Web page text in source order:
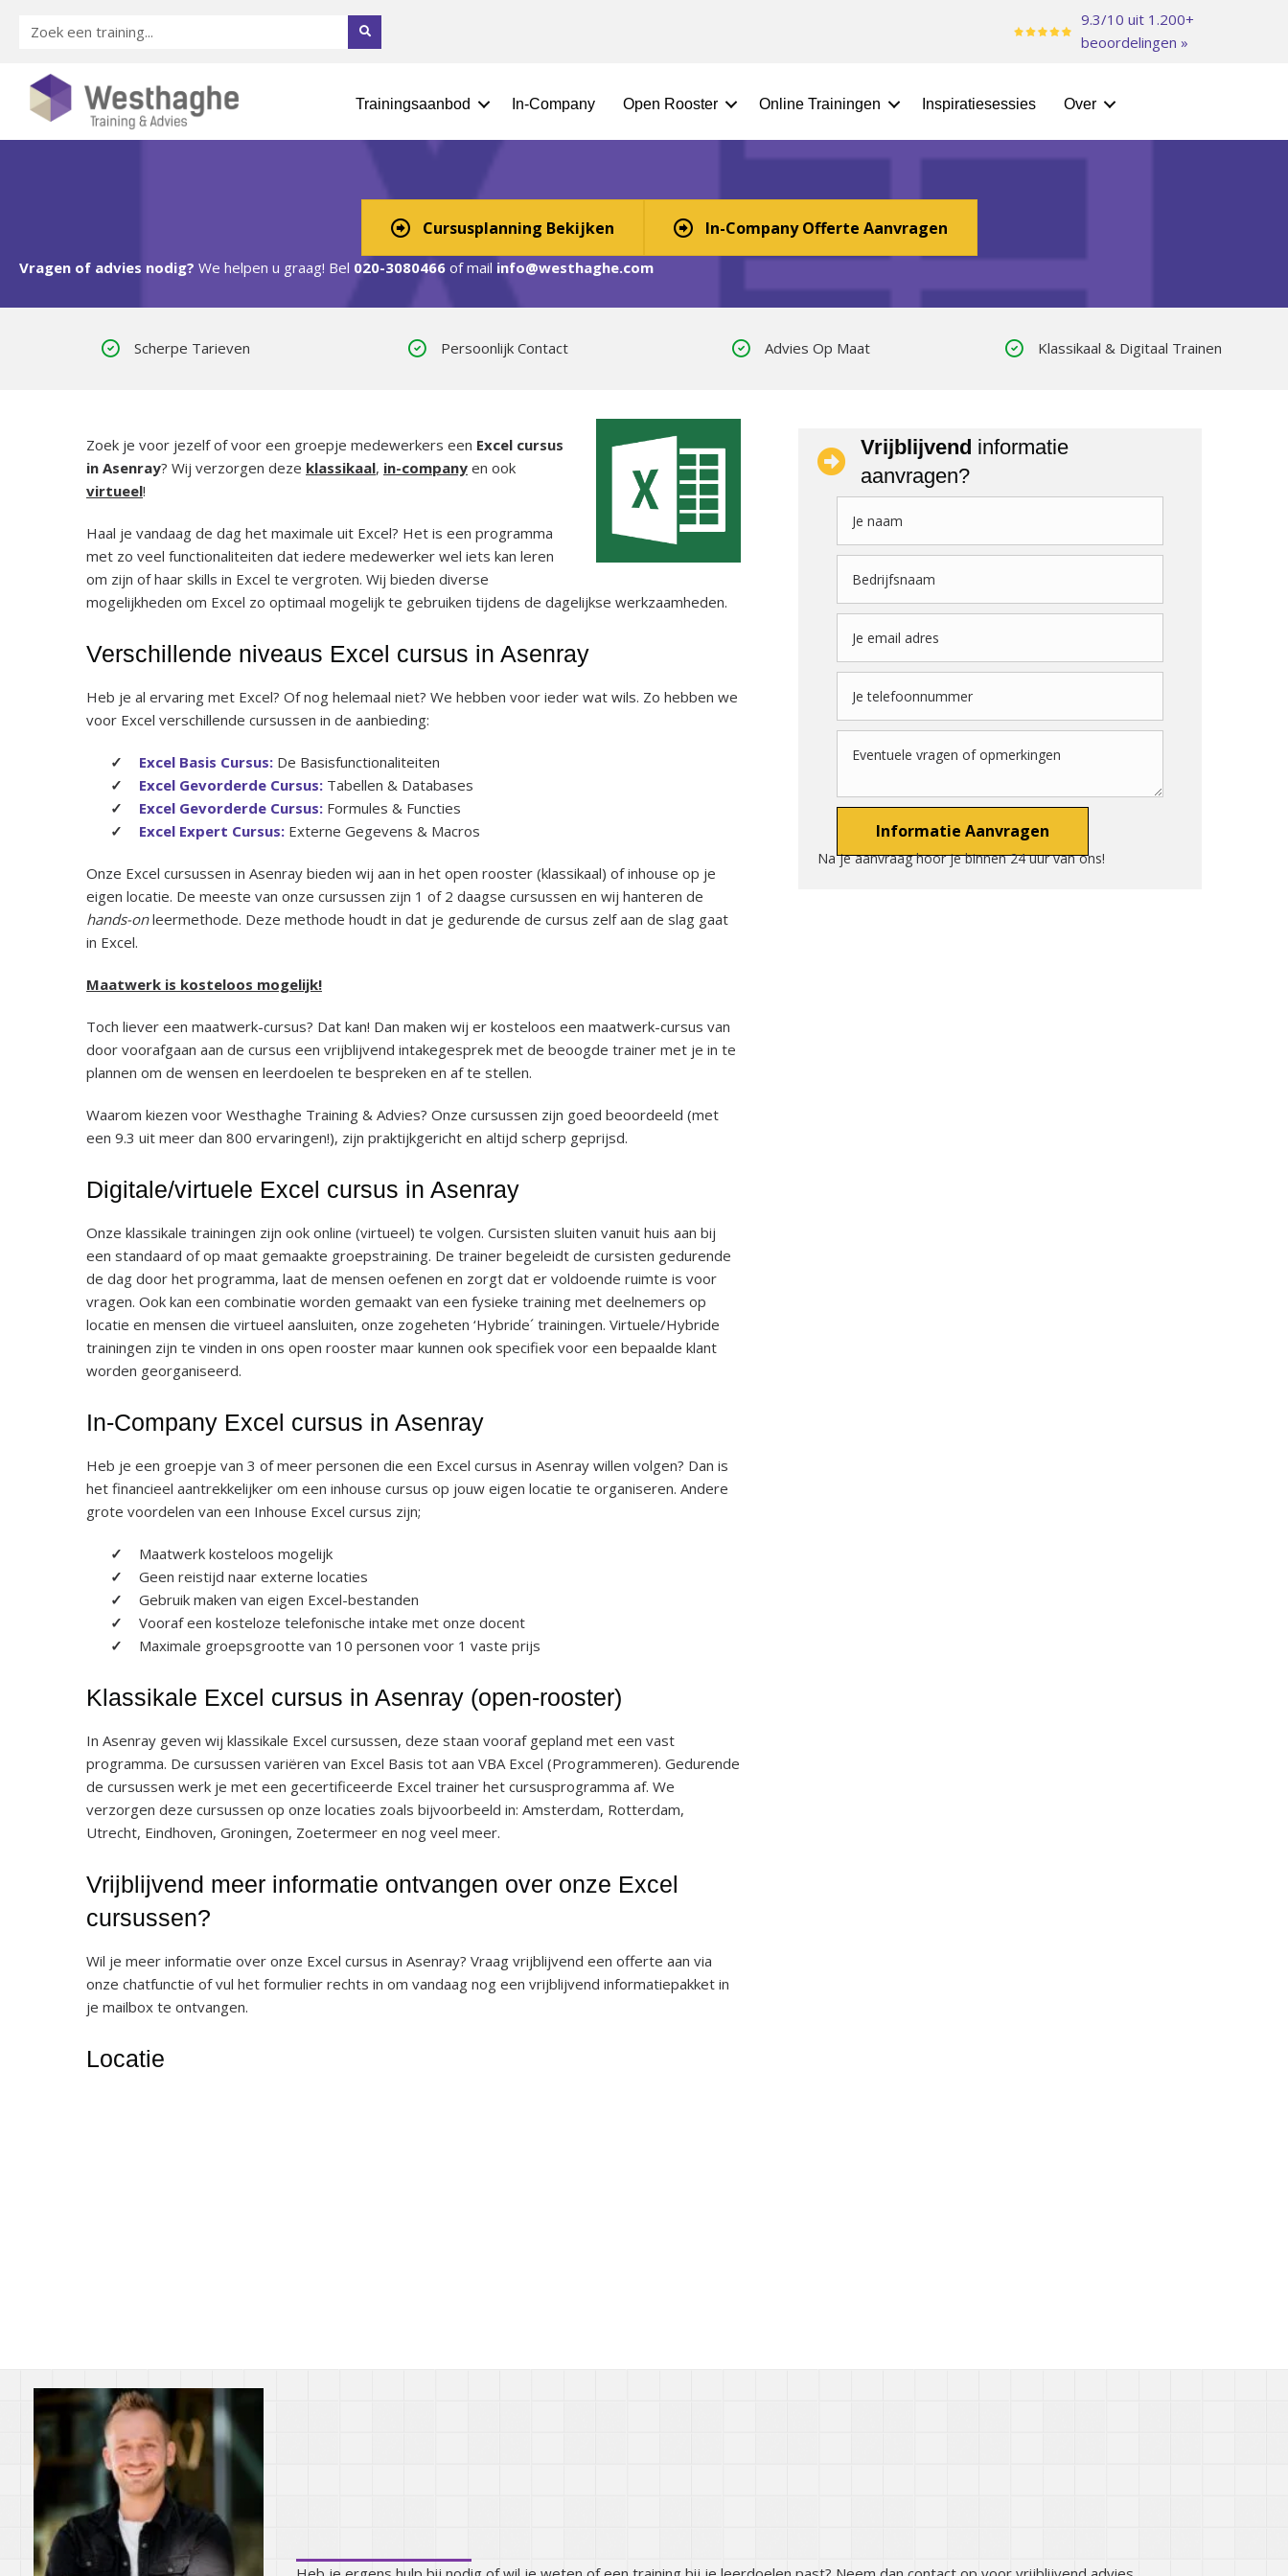
9.3/10 uit 1.200+
beoordelingen »
Trainingsaanbod In-Company Open Rooster Online Trainingen Inspiratiesessies Over
Excel Cursus in Asenray? Digitaal, In-Company, of Klassikaal!
Cursusplanning Bekijken In-Company Offerte Aanvragen
Vragen of advies nodig? We helpen u graag! Bel 020-3080466 of mail info@westhaghe.com
Scherpe Tarieven Persoonlijk Contact Advies Op Maat Klassikaal & Digitaal Trainen
Zoek je voor jezelf of voor een groepje medewerkers een Excel cursus
in Asenray? Wij verzorgen deze klassikaal, in-company en ook
virtueel!
Haal je vandaag de dag het maximale uit Excel? Het is een programma
met zo veel functionaliteiten dat iedere medewerker wel iets kan leren
om zijn of haar skills in Excel te vergroten. Wij bieden diverse
mogelijkheden om Excel zo optimaal mogelijk te gebruiken tijdens de dagelijkse werkzaamheden.
Verschillende niveaus Excel cursus in Asenray
Heb je al ervaring met Excel? Of nog helemaal niet? We hebben voor ieder wat wils. Zo hebben we
voor Excel verschillende cursussen in de aanbieding:
Excel Basis Cursus: De Basisfunctionaliteiten
Excel Gevorderde Cursus: Tabellen & Databases
Excel Gevorderde Cursus: Formules & Functies
Excel Expert Cursus: Externe Gegevens & Macros
Onze Excel cursussen in Asenray bieden wij aan in het open rooster (klassikaal) of inhouse op je
eigen locatie. De meeste van onze cursussen zijn 1 of 2 daagse cursussen en wij hanteren de
hands-onleermethode. Deze methode houdt in dat je gedurende de cursus zelf aan de slag gaat
in Excel.
Maatwerk is kosteloos mogelijk!
Toch liever een maatwerk-cursus? Dat kan! Dan maken wij er kosteloos een maatwerk-cursus van
door voorafgaan aan de cursus een vrijblijvend intakegesprek met de beoogde trainer met je in te
plannen om de wensen en leerdoelen te bespreken en af te stellen.
Waarom kiezen voor Westhaghe Training & Advies? Onze cursussen zijn goed beoordeeld (met
een 9.3 uit meer dan 800 ervaringen!), zijn praktijkgericht en altijd scherp geprijsd.
Digitale/virtuele Excel cursus in Asenray
Onze klassikale trainingen zijn ook online (virtueel) te volgen. Cursisten sluiten vanuit huis aan bij
een standaard of op maat gemaakte groepstraining. De trainer begeleidt de cursisten gedurende
de dag door het programma, laat de mensen oefenen en zorgt dat er voldoende ruimte is voor
vragen. Ook kan een combinatie worden gemaakt van een fysieke training met deelnemers op
locatie en mensen die virtueel aansluiten, onze zogeheten ‘Hybride´ trainingen. Virtuele/Hybride
trainingen zijn te vinden in ons open rooster maar kunnen ook specifiek voor een bepaalde klant
worden georganiseerd.
In-Company Excel cursus in Asenray
Heb je een groepje van 3 of meer personen die een Excel cursus in Asenray willen volgen? Dan is
het financieel aantrekkelijker om een inhouse cursus op jouw eigen locatie te organiseren. Andere
grote voordelen van een Inhouse Excel cursus zijn;
Maatwerk kosteloos mogelijk
Geen reistijd naar externe locaties
Gebruik maken van eigen Excel-bestanden
Vooraf een kosteloze telefonische intake met onze docent
Maximale groepsgrootte van 10 personen voor 1 vaste prijs
Klassikale Excel cursus in Asenray (open-rooster)
In Asenray geven wij klassikale Excel cursussen, deze staan vooraf gepland met een vast
programma. De cursussen variëren van Excel Basis tot aan VBA Excel (Programmeren). Gedurende
de cursussen werk je met een gecertificeerde Excel trainer het cursusprogramma af. We
verzorgen deze cursussen op onze locaties zoals bijvoorbeeld in: Amsterdam, Rotterdam,
Utrecht, Eindhoven, Groningen, Zoetermeer en nog veel meer.
Vrijblijvend meer informatie ontvangen over onze Excel
cursussen?
Wil je meer informatie over onze Excel cursus in Asenray? Vraag vrijblijvend een offerte aan via
onze chatfunctie of vul het formulier rechts in om vandaag nog een vrijblijvend informatiepakket in
je mailbox te ontvangen.
Locatie
Vrijblijvend informatie
aanvragen?
Na je aanvraag hoor je binnen 24 uur van ons!